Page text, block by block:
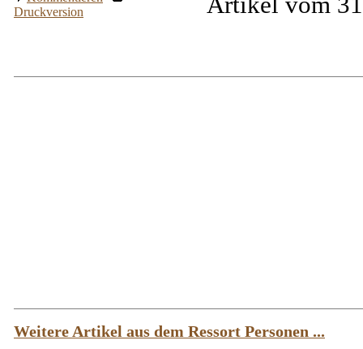
Druckversion
Weitere Artikel aus dem Ressort Personen ...